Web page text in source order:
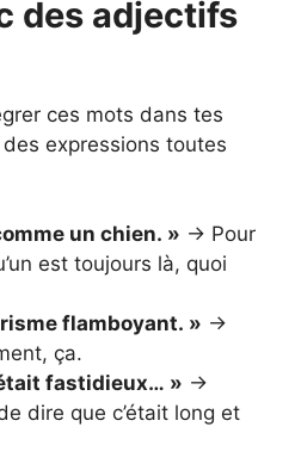
des adjectifs
ces mots dans tes
expressions toutes
un chien. » → Pour
est toujours là, quoi
flamboyant. » →
ça.
fastidieux… » →
dire que c’était long et